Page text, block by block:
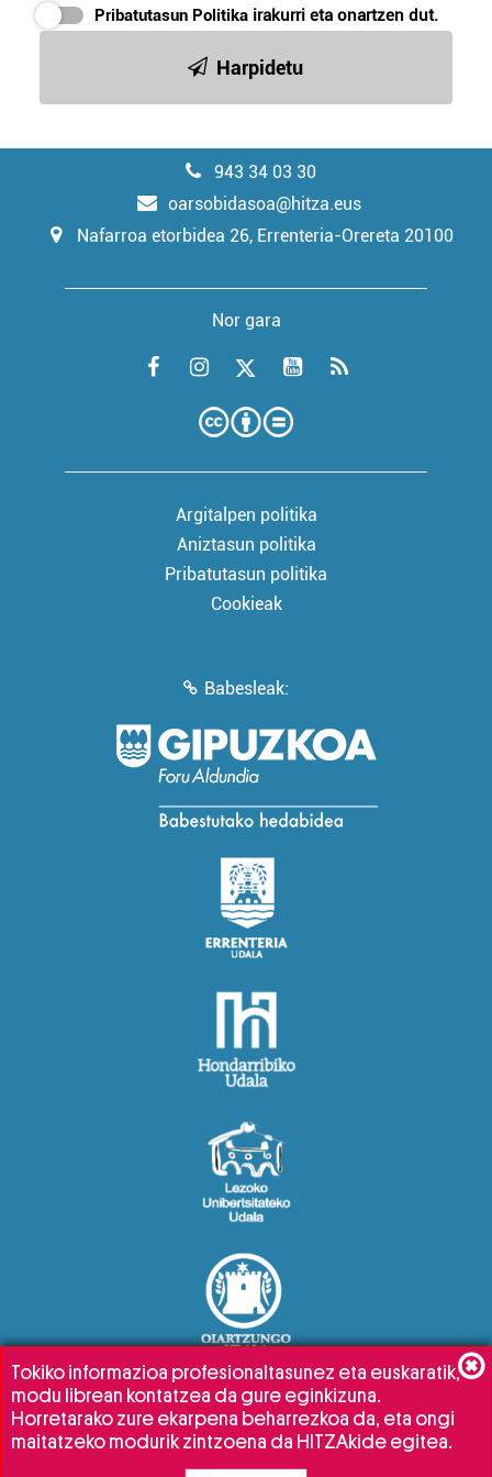
Pribatutasun Politika irakurri eta onartzen dut.
Harpidetu
943 34 03 30
oarsobidasoa@hitza.eus
Nafarroa etorbidea 26, Errenteria-Orereta 20100
Nor gara
Argitalpen politika
Aniztasun politika
Pribatutasun politika
Cookieak
Babesleak:
Tokiko informazioa profesionaltasunez eta euskaratik,
modu librean kontatzea da gure eginkizuna.
Horretarako zure ekarpena beharrezkoa da, eta ongi
maitatzeko modurik zintzoena da HITZAkide egitea.